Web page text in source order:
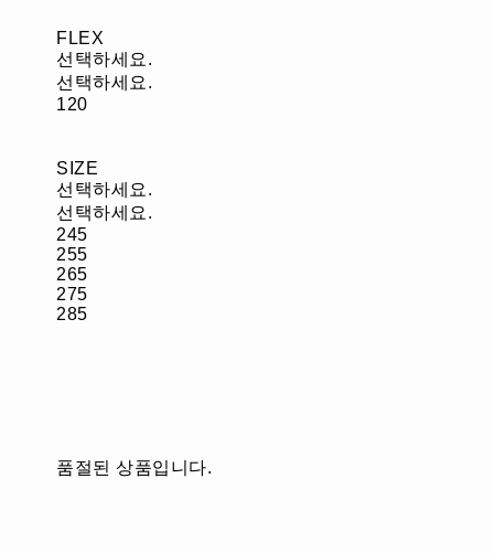
FLEX
선택하세요.
선택하세요.
120
SIZE
선택하세요.
선택하세요.
245
255
265
275
285
품절된 상품입니다.